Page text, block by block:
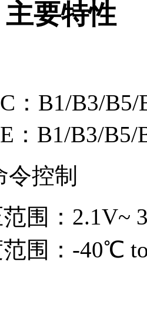
要特性
：B1/B3/B5/
：B1/B3/B5/
控制
围：2.1V~
范围：-40℃